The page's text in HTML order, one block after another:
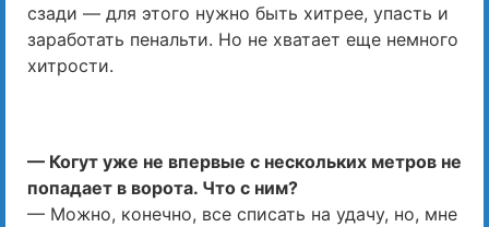
сзади — для этого нужно быть хитрее, упасть и
заработать пенальти. Но не хватает еще немного
хитрости.
— Когут уже не впервые с нескольких метров не
попадает в ворота. Что с ним?
— Можно, конечно, все списать на удачу, но, мне